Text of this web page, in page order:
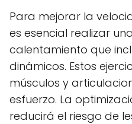
Para mejorar la
es esencial realizar
calentamiento que
dinámicos. Estos
músculos y
esfuerzo. La
reducirá el riesgo de